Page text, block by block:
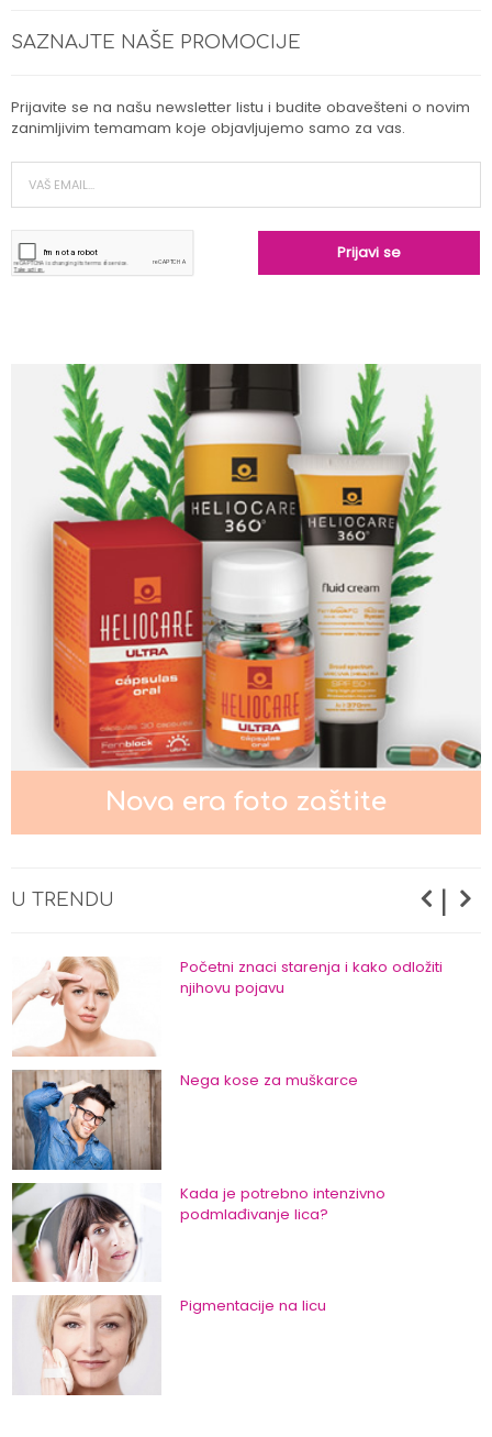
SAZNAJTE NAŠE PROMOCIJE
Prijavite se na našu newsletter listu i budite obavešteni o novim
zanimljivim temamam koje objavljujemo samo za vas.
Nova era foto zaštite
U TRENDU |
Nega kože oko očiju
Nega normalne kože lica
Nega masne i mešovite kože lica
Početni znaci starenja i kako odložiti
njihovu pojavu
Nega kose za muškarce
Kada je potrebno intenzivno
podmlađivanje lica?
Pigmentacije na licu